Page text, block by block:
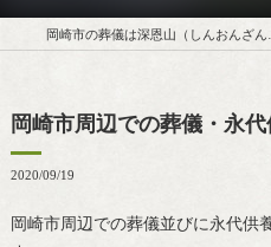
岡崎市周辺での葬儀・永
2020/09/19
岡崎市周辺での葬儀並びに永代供